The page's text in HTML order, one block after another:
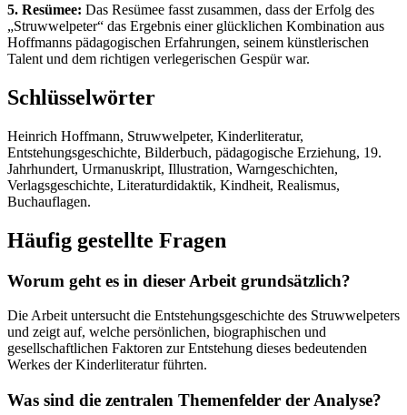
5. Resümee: Das Resümee fasst zusammen, dass der Erfolg des
„Struwwelpeter“ das Ergebnis einer glücklichen Kombination aus
Hoffmanns pädagogischen Erfahrungen, seinem künstlerischen
Talent und dem richtigen verlegerischen Gespür war.
Schlüsselwörter
Heinrich Hoffmann, Struwwelpeter, Kinderliteratur,
Entstehungsgeschichte, Bilderbuch, pädagogische Erziehung, 19.
Jahrhundert, Urmanuskript, Illustration, Warngeschichten,
Verlagsgeschichte, Literaturdidaktik, Kindheit, Realismus,
Buchauflagen.
Häufig gestellte Fragen
Worum geht es in dieser Arbeit grundsätzlich?
Die Arbeit untersucht die Entstehungsgeschichte des Struwwelpeters
und zeigt auf, welche persönlichen, biographischen und
gesellschaftlichen Faktoren zur Entstehung dieses bedeutenden
Werkes der Kinderliteratur führten.
Was sind die zentralen Themenfelder der Analyse?